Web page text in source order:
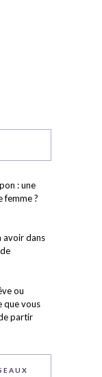
: une
femme ?
avoir dans
ou
que vous
partir